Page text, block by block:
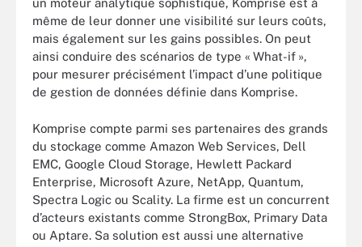
un moteur analytique sophistiqué, Komprise est à
même de leur donner une visibilité sur leurs coûts,
mais également sur les gains possibles. On peut
ainsi conduire des scénarios de type « What-if »,
pour mesurer précisément l’impact d’une politique
de gestion de données définie dans Komprise.
Komprise compte parmi ses partenaires des grands
du stockage comme Amazon Web Services, Dell
EMC, Google Cloud Storage, Hewlett Packard
Enterprise, Microsoft Azure, NetApp, Quantum,
Spectra Logic ou Scality. La firme est un concurrent
d’acteurs existants comme StrongBox, Primary Data
ou Aptare. Sa solution est aussi une alternative